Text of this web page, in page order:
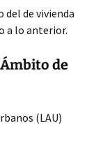
de vivienda
a lo anterior.
de
(LAU)